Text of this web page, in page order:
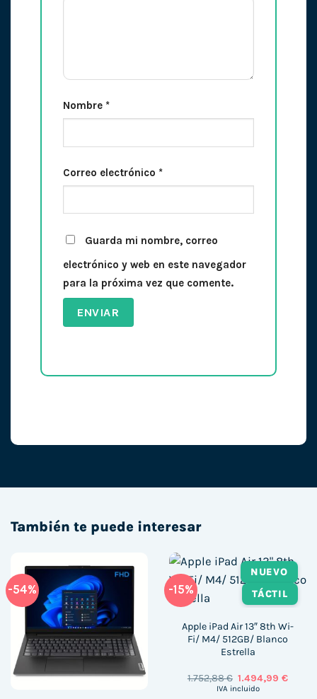
Nombre *
Correo electrónico *
Guarda mi nombre, correo
electrónico y web en este navegador
para la próxima vez que comente.
También te puede interesar
-54% -15%
NUEVO
TÁCTIL
Apple iPad Air 13″ 8th Wi-
Fi/ M4/ 512GB/ Blanco
Estrella
1.752,88€ El
precio
1.494,99€El
IVA incluido